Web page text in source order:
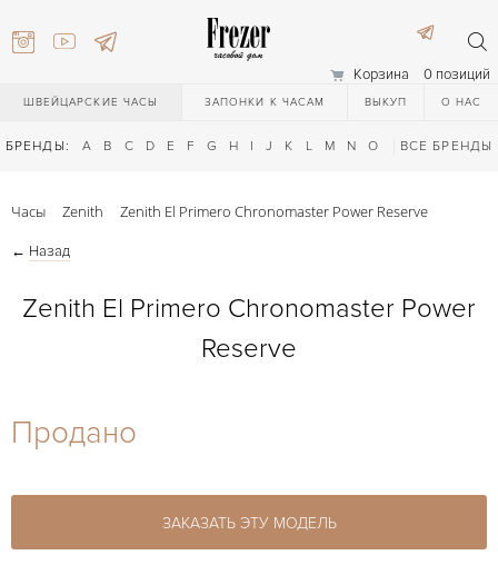
Корзина 0 позиций
ШВЕЙЦАРСКИЕ ЧАСЫ ЗАПОНКИ К ЧАСАМ ВЫКУП О НАС
БРЕНДЫ: A B C D E F G H I J K L M N O Q R S T
ВСЕ БРЕНДЫ
27-44
Часы Zenith Zenith El Primero Chronomaster Power Reserve
← Назад
Zenith El Primero Chronomaster Power
Reserve
Продано
ЗАКАЗАТЬ ЭТУ МОДЕЛЬ